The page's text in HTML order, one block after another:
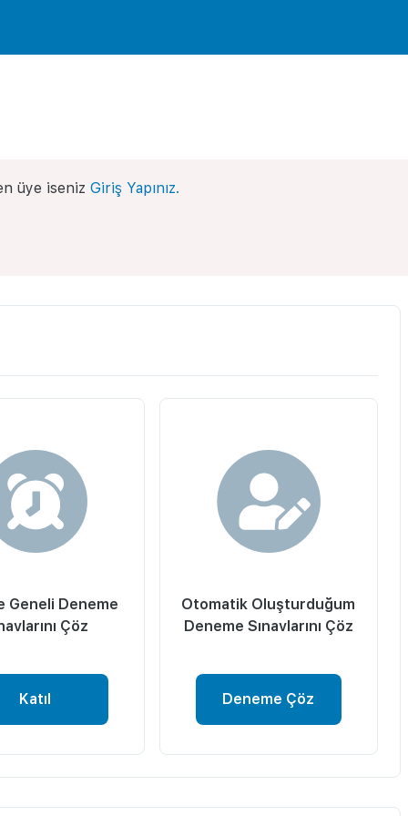
üye iseniz Giriş Yapınız.
Geneli Deneme
Çöz
Katıl
Otomatik Oluşturduğum
Deneme Sınavlarını Çöz
Deneme Çöz